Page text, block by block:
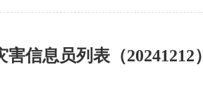
害信息员列表（20241212）